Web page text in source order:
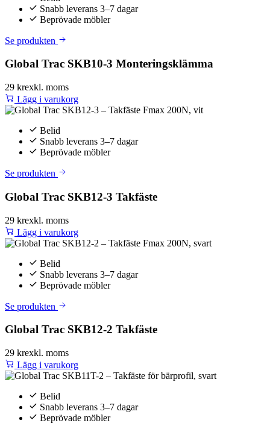
Snabb leverans 3–7 dagar
Beprövade möbler
Se produkten
Global Trac SKB10-3 Monteringsklämma
29 krexkl. moms
Lägg i varukorg
Belid
Snabb leverans 3–7 dagar
Beprövade möbler
Se produkten
Global Trac SKB12-3 Takfäste
29 krexkl. moms
Lägg i varukorg
Belid
Snabb leverans 3–7 dagar
Beprövade möbler
Se produkten
Global Trac SKB12-2 Takfäste
29 krexkl. moms
Lägg i varukorg
Belid
Snabb leverans 3–7 dagar
Beprövade möbler